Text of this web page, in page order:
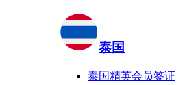
泰国
泰国精英会员签证